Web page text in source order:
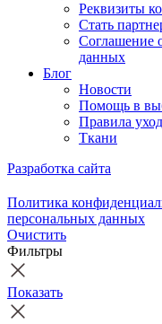
Реквизиты
Стать
Соглашение
данных
Блог
Новости
Помощь в
Правила
Ткани
Разработка сайта
Политика
персональных данных
Очистить
Фильтры
Показать